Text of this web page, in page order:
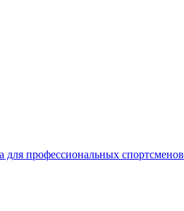
профессиональных спортсменов